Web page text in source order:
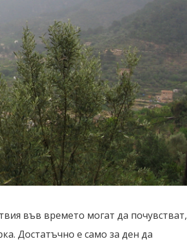
във времето могат да почувстват,
Достатъчно е само за ден да